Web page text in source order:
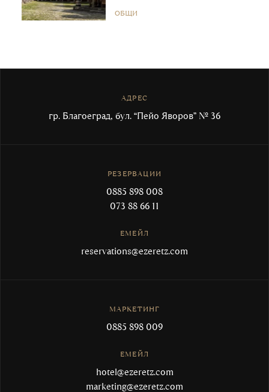
ОБЩИ
АДРЕС
гр. Благоеград, бул. “Пейо Яворов” № 36
РЕЗЕРВАЦИИ
0885 898 008
073 88 66 11
ЕМЕЙЛ
reservations@ezeretz.com
МАРКЕТИНГ
0885 898 009
ЕМЕЙЛ
hotel@ezeretz.com
marketing@ezeretz.com